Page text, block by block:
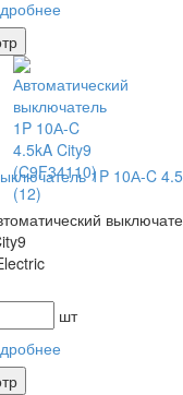
1P 10А-C
шт